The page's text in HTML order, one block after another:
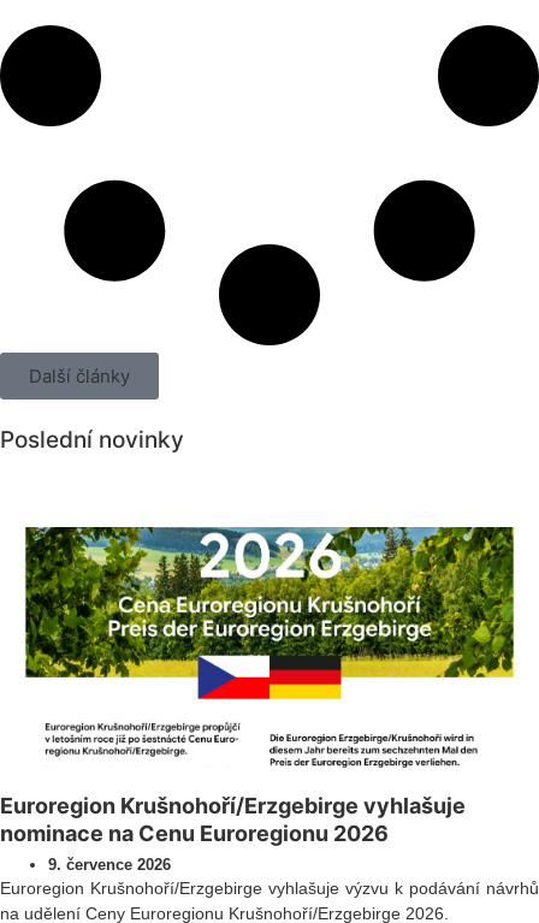
Další články
Poslední novinky
Euroregion Krušnohoří/Erzgebirge vyhlašuje
nominace na Cenu Euroregionu 2026
9. července 2026
Euroregion Krušnohoří/Erzgebirge vyhlašuje výzvu k podávání návrhů
na udělení Ceny Euroregionu Krušnohoří/Erzgebirge 2026.